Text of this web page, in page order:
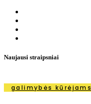
Naujausi straipsniai
galimybės kūrėjams